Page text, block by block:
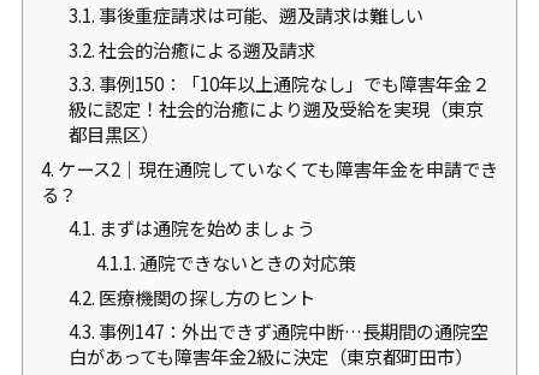
3.1.事後重症請求は可能、遡及請求は難しい
3.2.社会的治癒による遡及請求
3.3.事例150：「10年以上通院なし」でも障害年金２
級に認定！社会的治癒により遡及受給を実現（東京
都目黒区）
4. ケース2｜現在通院していなくても障害年金を申請でき
る？
4.1. まずは通院を始めましょう
4.1.1.通院できないときの対応策
4.2. 医療機関の探し方のヒント
4.3.事例147：外出できず通院中断…長期間の通院空
白があっても障害年金2級に決定（東京都町田市）